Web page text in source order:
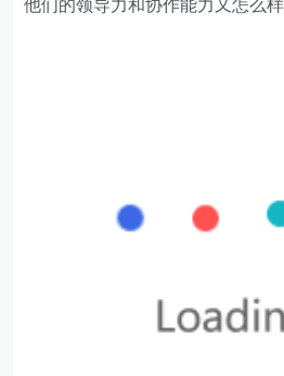
他们的领导力和协作能力又怎么样